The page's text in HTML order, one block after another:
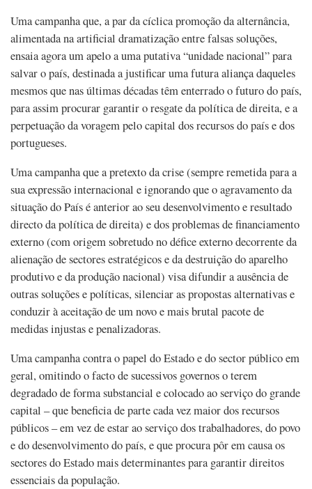
Uma campanha que, a par da cíclica promoção da alternância,
alimentada na artificial dramatização entre falsas soluções,
ensaia agora um apelo a uma putativa “unidade nacional” para
salvar o país, destinada a justificar uma futura aliança daqueles
mesmos que nas últimas décadas têm enterrado o futuro do país,
para assim procurar garantir o resgate da política de direita, e a
perpetuação da voragem pelo capital dos recursos do país e dos
portugueses.
Uma campanha que a pretexto da crise (sempre remetida para a
sua expressão internacional e ignorando que o agravamento da
situação do País é anterior ao seu desenvolvimento e resultado
directo da política de direita) e dos problemas de financiamento
externo (com origem sobretudo no défice externo decorrente da
alienação de sectores estratégicos e da destruição do aparelho
produtivo e da produção nacional) visa difundir a ausência de
outras soluções e políticas, silenciar as propostas alternativas e
conduzir à aceitação de um novo e mais brutal pacote de
medidas injustas e penalizadoras.
Uma campanha contra o papel do Estado e do sector público em
geral, omitindo o facto de sucessivos governos o terem
degradado de forma substancial e colocado ao serviço do grande
capital – que beneficia de parte cada vez maior dos recursos
públicos – em vez de estar ao serviço dos trabalhadores, do povo
e do desenvolvimento do país, e que procura pôr em causa os
sectores do Estado mais determinantes para garantir direitos
essenciais da população.